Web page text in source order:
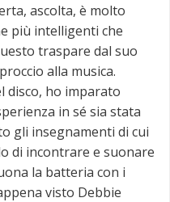
ascolta, è molto
più intelligenti che
traspare dal suo
alla musica.
disco, ho imparato
in sé sia stata
gli insegnamenti di cui
di incontrare e suonare
la batteria con i
visto Debbie